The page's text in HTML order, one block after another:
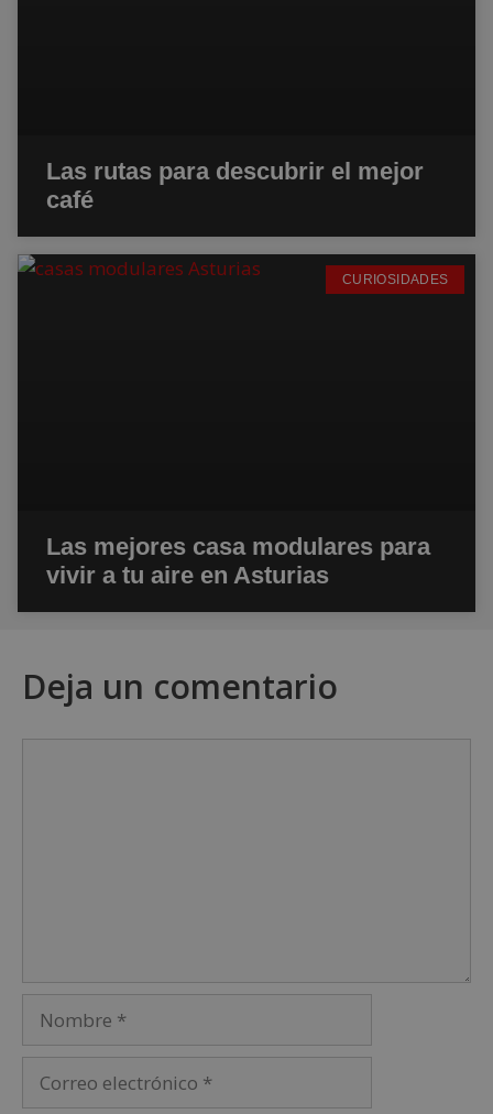
Las rutas para descubrir el mejor
café
CURIOSIDADES
Las mejores casa modulares para
vivir a tu aire en Asturias
Deja un comentario